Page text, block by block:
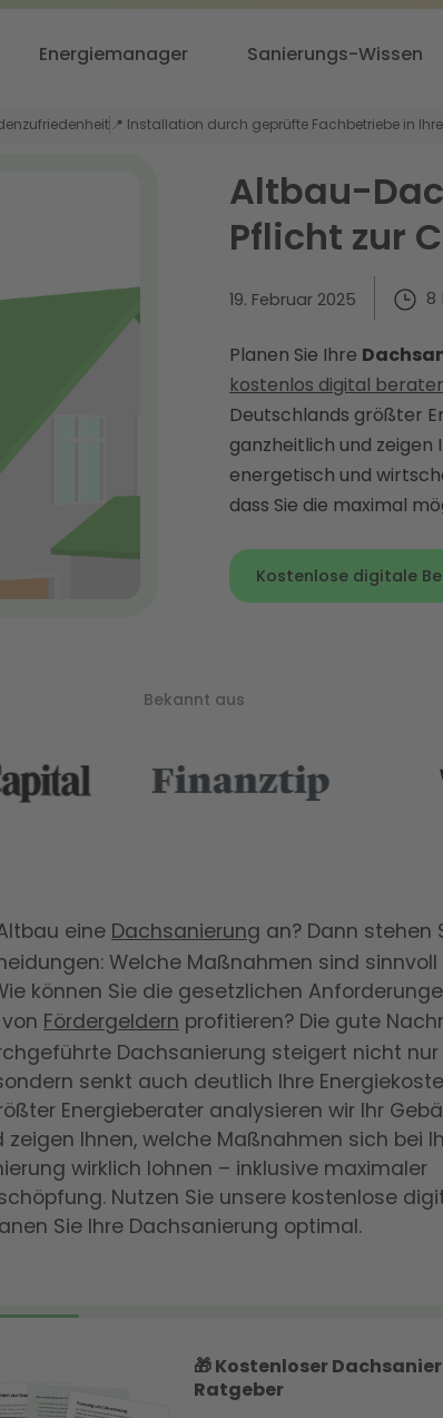
Energiemanager Sanierungs-Wissen
📍 Installation durch geprüfte Fachbetriebe in
Altbau-
Pflicht zur
19. Februar 2025 8
Planen Sie Ihre
kostenlos digital
Deutschlands größter
ganzheitlich und
energetisch und
dass Sie die maximal
Kostenlose digitale
Bekannt aus
eine Dachsanierung an? Dann stehen
Welche Maßnahmen sind
können Sie die gesetzlichen
Fördergeldern profitieren? Die gute
Dachsanierung steigert nicht nur
senkt auch deutlich Ihre
Energieberater analysieren wir Ihr
Ihnen, welche Maßnahmen sich bei
wirklich lohnen – inklusive maximaler
Nutzen Sie unsere kostenlose
Sie Ihre Dachsanierung optimal.